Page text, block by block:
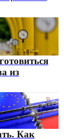
из
Как